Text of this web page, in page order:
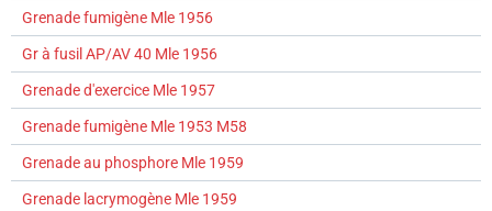
Grenade fumigène Mle 1956
Gr à fusil AP/AV 40 Mle 1956
Grenade d'exercice Mle 1957
Grenade fumigène Mle 1953 M58
Grenade au phosphore Mle 1959
Grenade lacrymogène Mle 1959